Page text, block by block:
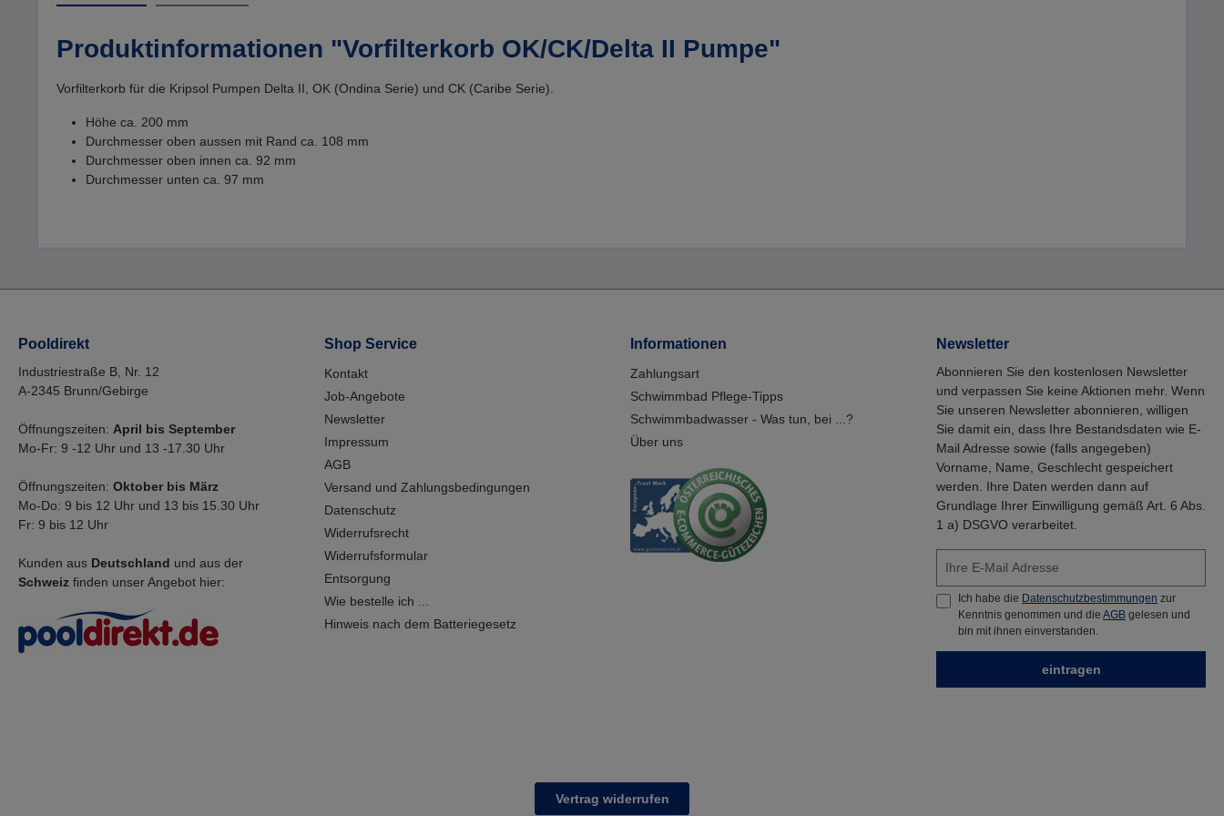
Produktinformationen "Vorfilterkorb OK/CK/Delta II Pumpe"
Vorfilterkorb für die Kripsol Pumpen Delta II, OK (Ondina Serie) und CK (Caribe Serie).
Höhe ca. 200 mm
Durchmesser oben aussen mit Rand ca. 108 mm
Durchmesser oben innen ca. 92 mm
Durchmesser unten ca. 97 mm
Pooldirekt
Industriestraße B, Nr. 12
A-2345 Brunn/Gebirge
Öffnungszeiten: April bis September
Mo-Fr: 9 -12 Uhr und 13 -17.30 Uhr
Öffnungszeiten: Oktober bis März
Mo-Do: 9 bis 12 Uhr und 13 bis 15.30 Uhr
Fr: 9 bis 12 Uhr
Kunden aus Deutschland und aus der
Schweiz finden unser Angebot hier:
Shop Service
Kontakt
Job-Angebote
Newsletter
Impressum
AGB
Versand und Zahlungsbedingungen
Datenschutz
Widerrufsrecht
Widerrufsformular
Entsorgung
Wie bestelle ich ...
Hinweis nach dem Batteriegesetz
Informationen
Zahlungsart
Schwimmbad Pflege-Tipps
Schwimmbadwasser - Was tun, bei ...?
Über uns
Newsletter
Abonnieren Sie den kostenlosen Newsletter
und verpassen Sie keine Aktionen mehr. Wenn
Sie unseren Newsletter abonnieren, willigen
Sie damit ein, dass Ihre Bestandsdaten wie E-
Mail Adresse sowie (falls angegeben)
Vorname, Name, Geschlecht gespeichert
werden. Ihre Daten werden dann auf
Grundlage Ihrer Einwilligung gemäß Art. 6 Abs.
1 a) DSGVO verarbeitet.
Ich habe die Datenschutzbestimmungen zur
Kenntnis genommen und die AGB gelesen und
bin mit ihnen einverstanden.
eintragen
Vertrag widerrufen